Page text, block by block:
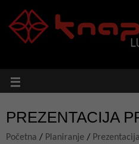
PREZENTACIJA
Početna / Planiranje /